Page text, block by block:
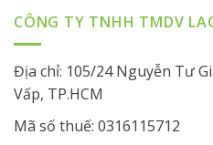
CÔNG TY TNHH TMDV
Địa chỉ: 105/24 Nguyễn Tư
Vấp, TP.HCM
Mã số thuế: 0316115712